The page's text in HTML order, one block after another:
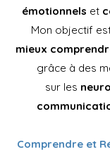
émotionnels et
Mon objectif
mieux
grâce à des
sur les
Comprendre et